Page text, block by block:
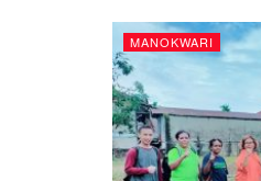
MANOKWARI